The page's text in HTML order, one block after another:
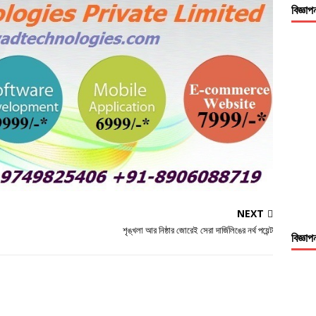
NEXT
শৃঙ্খলা আর নিষ্ঠার জোরেই সেরা দার্জিলিঙের নর্থ পয়েন্ট